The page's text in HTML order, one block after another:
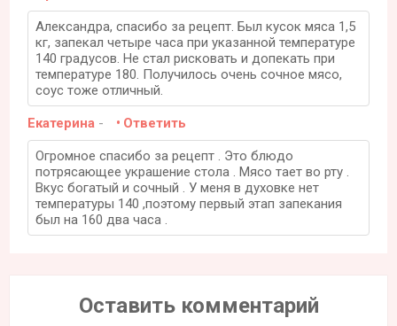
Александра, спасибо за рецепт. Был кусок мяса 1,5
кг, запекал четыре часа при указанной температуре
140 градусов. Не стал рисковать и допекать при
температуре 180. Получилось очень сочное мясо,
соус тоже отличный.
Екатерина - Ответить
Огромное спасибо за рецепт . Это блюдо
потрясающее украшение стола . Мясо тает во рту .
Вкус богатый и сочный . У меня в духовке нет
температуры 140 ,поэтому первый этап запекания
был на 160 два часа .
Оставить комментарий